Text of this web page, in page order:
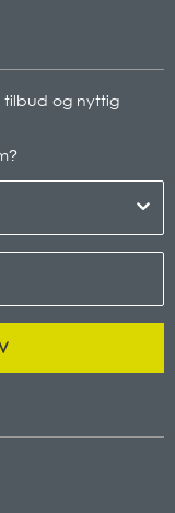
tilbud og nyttig
?